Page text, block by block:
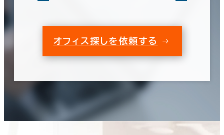
オフィス探しを依頼する